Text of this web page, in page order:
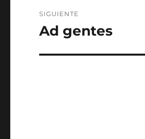
SIGUIENTE
Entrada
Ad gentes